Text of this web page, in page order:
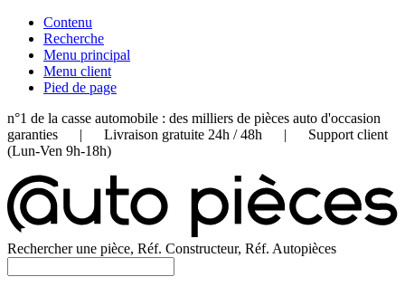
Contenu
Recherche
Menu principal
Menu client
Pied de page
n°1 de la casse automobile : des milliers de pièces auto d'occasion
garanties | Livraison gratuite 24h / 48h | Support client
(Lun-Ven 9h-18h)
Rechercher une pièce, Réf. Constructeur, Réf. Autopièces